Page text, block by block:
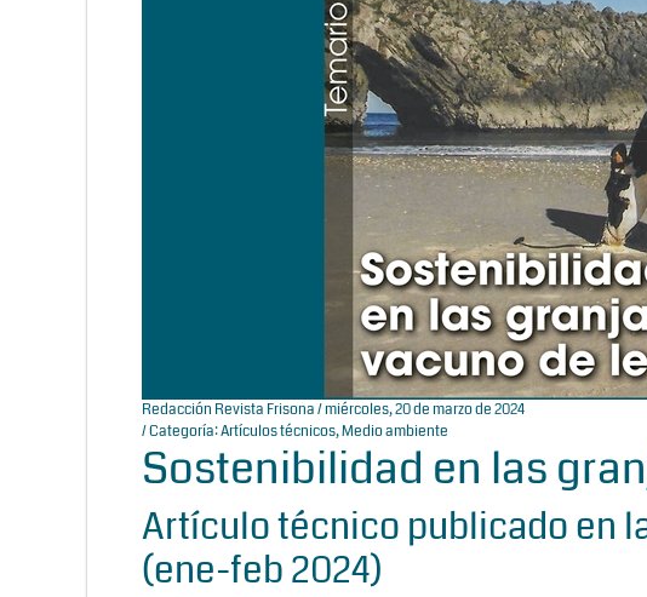
Redacción Revista Frisona/ miércoles, 20 de marzo de 2024
/ Categoría:Artículos técnicos,Medio ambiente
Sostenibilidad en las
Artículo técnico publicado en
(ene-feb 2024)